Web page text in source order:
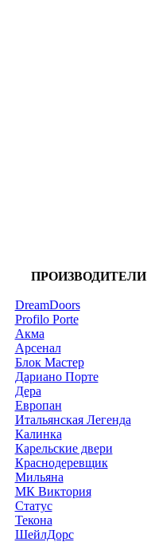
ПРОИЗВОДИТЕЛИ
DreamDoors
Profilo Porte
Акма
Арсенал
Блок Мастер
Дариано Порте
Дера
Европан
Итальянская Легенда
Калинка
Карельские двери
Краснодеревщик
Мильяна
МК Виктория
Статус
Текона
ШейлДорс